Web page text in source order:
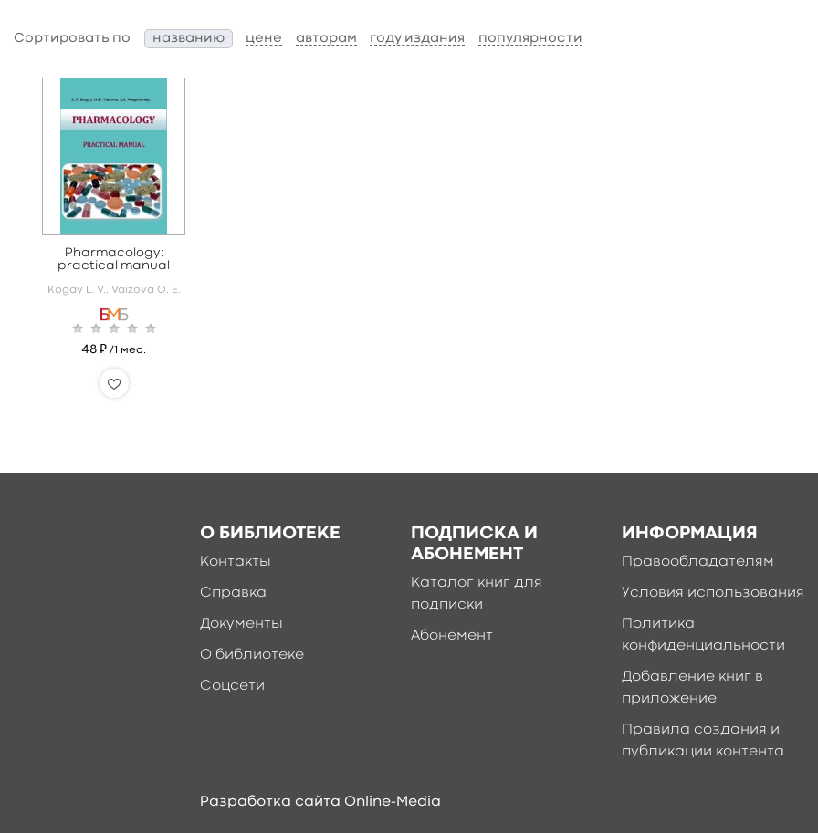
Сортировать по названию цене авторам году издания популярности
Pharmacology:
practical manual
Kogay L. V., Vaizova O. E.
48 ₽ /1 мес.
О БИБЛИОТЕКЕ
Контакты
Справка
Документы
О библиотеке
Соцсети
ПОДПИСКА И
АБОНЕМЕНТ
Каталог книг для
подписки
Абонемент
ИНФОРМАЦИЯ
Правообладателям
Условия использования
Политика
конфиденциальности
Добавление книг в
приложение
Правила создания и
публикации контента
Разработка сайта Online-Media